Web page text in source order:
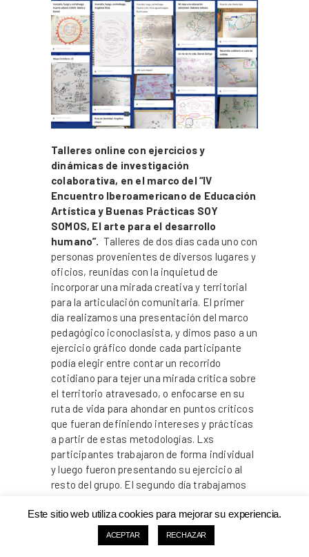
Talleres online con ejercicios y
dinámicas de investigación
colaborativa, en el marco del “IV
Encuentro Iberoamericano de Educación
Artística y Buenas Prácticas SOY
SOMOS, El arte para el desarrollo
humano”. Talleres de dos días cada uno con
personas provenientes de diversos lugares y
oficios, reunidas con la inquietud de
incorporar una mirada creativa y territorial
para la articulación comunitaria. El primer
día realizamos una presentación del marco
pedagógico iconoclasista, y dimos paso a un
ejercicio gráfico donde cada participante
podía elegir entre contar un recorrido
cotidiano para tejer una mirada crítica sobre
el territorio atravesado, o enfocarse en su
ruta de vida para ahondar en puntos críticos
que fueran definiendo intereses y prácticas
a partir de estas metodologías. Lxs
participantes trabajaron de forma individual
y luego fueron presentando su ejercicio al
resto del grupo. El segundo día trabajamos
realizar una mirada a vuelo de pájaro sobre el
territorio, y organizar las inquietudes e
intereses que cada unx traía en relación al
Este sitio web utiliza cookies para mejorar su experiencia.
ACEPTAR RECHAZAR